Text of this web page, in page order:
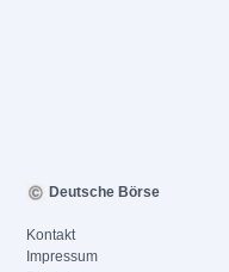
Deutsche Börse
Kontakt
Impressum